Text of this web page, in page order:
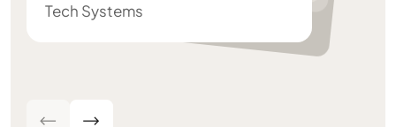
Tech SystemsCampaign Lead Stichting Week Zonder Vlees